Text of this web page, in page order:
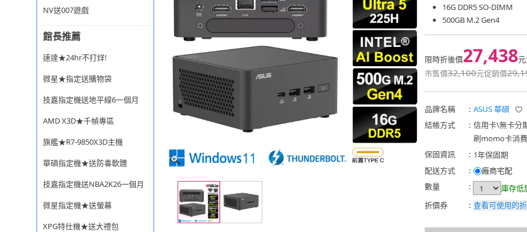
NV送007遊戲序號
館長推薦
速達★24hr不打烊!
微星★指定送購物袋
技嘉指定機送地平線6一個月
AMD X3D★千幀專區
旗艦★R7-9850X3D主機
華碩指定機★送防毒軟體
技嘉指定機送NBA2K26一個月
微星指定機★送螢幕
XPG特仕機★送大禮包
16G DDR5 SO-DIMM
500GB M.2 Gen4
限時折後價27,438元
市售價32,100元促銷價
品牌名稱 : ASUS 華碩
結帳方式
: 信用卡\無卡分
刷momo卡消
保固資訊
: 1年保固期
配送方式
:
廠商宅配
數量
:
庫存低
折價券
: 查看可使用的